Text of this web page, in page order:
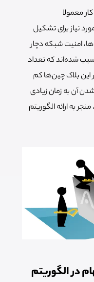
معمولا
نیاز برای تشکیل
امنیت شبکه دچار
شده‌اند که تعداد
این بلاک چین‌ها کم
آن به زمان زیادی
به ارائه الگوریتم
در الگوریتم